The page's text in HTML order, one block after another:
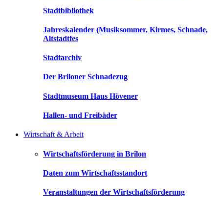
Stadtbibliothek
Jahreskalender (Musiksommer, Kirmes, Schnade,
Altstadtfes
Stadtarchiv
Der Briloner Schnadezug
Stadtmuseum Haus Hövener
Hallen- und Freibäder
Wirtschaft & Arbeit
Wirtschaftsförderung in Brilon
Daten zum Wirtschaftsstandort
Veranstaltungen der Wirtschaftsförderung